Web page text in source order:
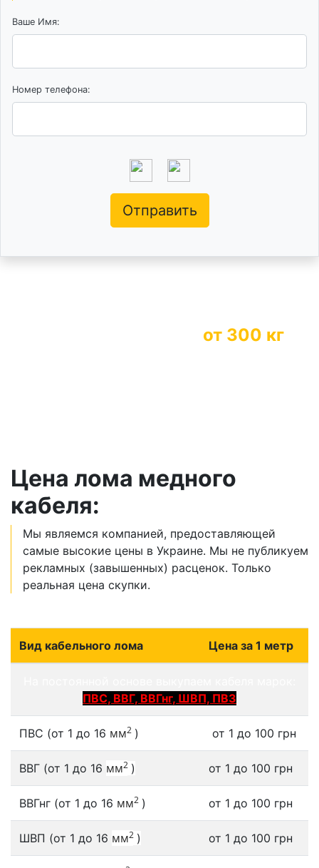
Ваше Имя:
Номер телефона:
Отправить
от 300 кг
Цена лома медного
кабеля:
Мы являемся компанией, предоставляющей
самые высокие цены в Украине. Мы не публикуем
рекламных (завышенных) расценок. Только
реальная цена скупки.
Вид кабельного лома Цена за 1 метр
ПВС, ВВГ, ВВГнг, ШВП, ПВ3
ПВС (от 1 до 16 мм2) от 1 до 100 грн
ВВГ (от 1 до 16 мм2) от 1 до 100 грн
ВВГнг (от 1 до 16 мм2) от 1 до 100 грн
ШВП (от 1 до 16 мм2) от 1 до 100 грн